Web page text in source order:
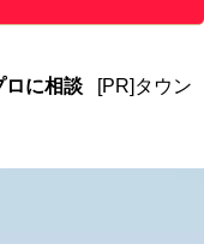
ロに相談
[PR]タウン